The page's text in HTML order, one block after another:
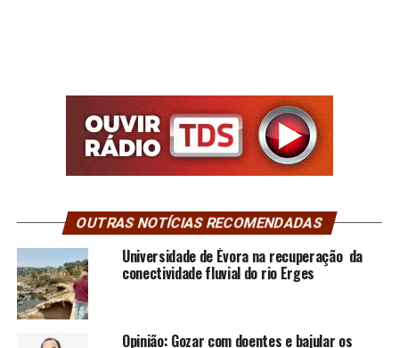
OUTRAS NOTÍCIAS RECOMENDADAS
Universidade de Évora na recuperação da
conectividade fluvial do rio Erges
Opinião: Gozar com doentes e bajular os